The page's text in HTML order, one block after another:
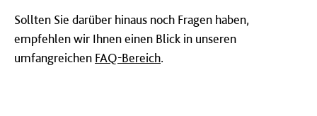
Sollten Sie darüber hinaus noch Fragen haben,
empfehlen wir Ihnen einen Blick in unseren
umfangreichen FAQ-Bereich.